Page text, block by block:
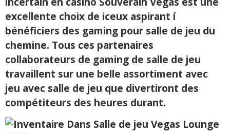
excellente choix de iceux aspirant í
bénéficiers des gaming pour salle de jeu du
chemine. Tous ces partenaires
collaborateurs de gaming de salle de jeu
travaillent sur une belle assortiment avec
jeu avec salle de jeu que divertiront des
compétiteurs des heures durant.